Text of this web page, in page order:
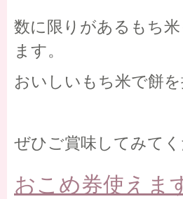
数に限りがあるもち
ます。
おいしいもち米で餅
ぜひご賞味してみて
おこめ券使えま